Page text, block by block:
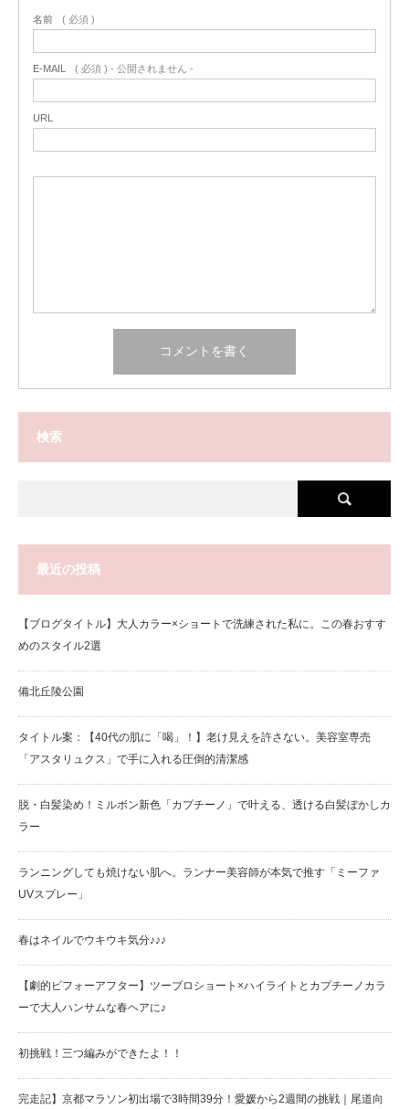
名前 ( 必須 )
E-MAIL ( 必須 ) - 公開されません -
URL
検索
最近の投稿
【ブログタイトル】大人カラー×ショートで洗練された私に。この春おすす
めのスタイル2選
備北丘陵公園
タイトル案：【40代の肌に「喝」！】老け見えを許さない。美容室専売
「アスタリュクス」で手に入れる圧倒的清潔感
脱・白髪染め！ミルボン新色「カプチーノ」で叶える、透ける白髪ぼかしカ
ラー
ランニングしても焼けない肌へ。ランナー美容師が本気で推す「ミーファ
UVスプレー」
春はネイルでウキウキ気分♪♪♪
【劇的ビフォーアフター】ツーブロショート×ハイライトとカプチーノカラ
ーで大人ハンサムな春ヘアに♪
初挑戦！三つ編みができたよ！！
完走記】京都マラソン初出場で3時間39分！愛媛から2週間の挑戦｜尾道向